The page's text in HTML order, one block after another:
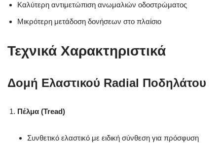
Καλύτερη αντιμετώπιση ανωμαλιών οδοστρώματος
Μικρότερη μετάδοση δονήσεων στο πλαίσιο
Τεχνικά Χαρακτηριστικά
Δομή Ελαστικού Radial Ποδηλάτου
Πέλμα (Tread)
Συνθετικό ελαστικό με ειδική σύνθεση για πρόσφυση